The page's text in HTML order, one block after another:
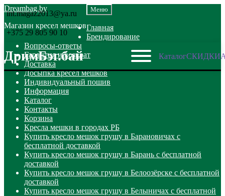
int.magaz2013@ya.ru
+375 29 805 90 10
ДримБэг.бай КаталогСКИДКИ
Перейти
к
навигации
Перейти
к
содержимому
Dreambag.by
Магазин кресел мешков
Меню
Главная
Брендирование
Вопросы-ответы
Гарантия и возврат
Доставка
Досыпка кресел мешков
Индивидуальный пошив
Информация
Каталог
Контакты
Корзина
Кресла мешки в городах РБ
Купить кресло мешок грушу в Барановичах с
бесплатной доставкой
Купить кресло мешок грушу в Барань с бесплатной
доставкой
Купить кресло мешок грушу в Белоозёрске с бесплатной
доставкой
Купить кресло мешок грушу в Белыничах с бесплатной